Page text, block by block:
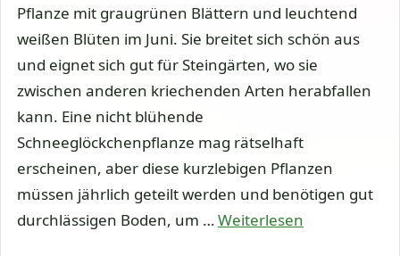
Pflanze mit graugrünen Blättern und leuchtend
weißen Blüten im Juni. Sie breitet sich schön aus
und eignet sich gut für Steingärten, wo sie
zwischen anderen kriechenden Arten herabfallen
kann. Eine nicht blühende
Schneeglöckchenpflanze mag rätselhaft
erscheinen, aber diese kurzlebigen Pflanzen
müssen jährlich geteilt werden und benötigen gut
durchlässigen Boden, um …Weiterlesen